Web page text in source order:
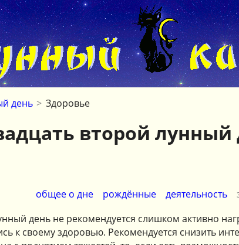
день > Здоровье
второй лунный
общее о дне
рождённые деятельность
день не рекомендуется слишком активно
к своему здоровью. Рекомендуется снизить